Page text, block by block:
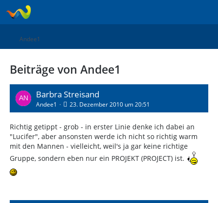
Andee1
Beiträge von Andee1
Barbra Streisand
Andee1 23. Dezember 2010 um 20:51
Richtig getippt - grob - in erster Linie denke ich dabei an
"Lucifer", aber ansonsten werde ich nicht so richtig warm
mit den Mannen - vielleicht, weil's ja gar keine richtige
Gruppe, sondern eben nur ein PROJEKT (PROJECT) ist.